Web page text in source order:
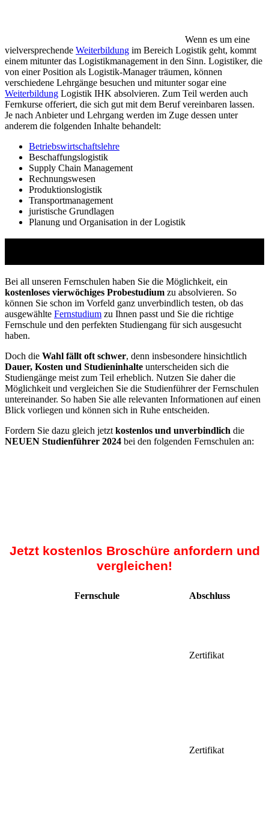
Wenn es um eine
vielversprechende Weiterbildung im Bereich Logistik geht, kommt
einem mitunter das Logistikmanagement in den Sinn. Logistiker, die
von einer Position als Logistik-Manager träumen, können
verschiedene Lehrgänge besuchen und mitunter sogar eine
Weiterbildung Logistik IHK absolvieren. Zum Teil werden auch
Fernkurse offeriert, die sich gut mit dem Beruf vereinbaren lassen.
Je nach Anbieter und Lehrgang werden im Zuge dessen unter
anderem die folgenden Inhalte behandelt:
Betriebswirtschaftslehre
Beschaffungslogistik
Supply Chain Management
Rechnungswesen
Produktionslogistik
Transportmanagement
juristische Grundlagen
Planung und Organisation in der Logistik
Bei all unseren Fernschulen haben Sie die Möglichkeit, ein
kostenloses vierwöchiges Probestudium zu absolvieren. So
können Sie schon im Vorfeld ganz unverbindlich testen, ob das
ausgewählte Fernstudium zu Ihnen passt und Sie die richtige
Fernschule und den perfekten Studiengang für sich ausgesucht
haben.
Doch die Wahl fällt oft schwer, denn insbesondere hinsichtlich
Dauer, Kosten und Studieninhalte unterscheiden sich die
Studiengänge meist zum Teil erheblich. Nutzen Sie daher die
Möglichkeit und vergleichen Sie die Studienführer der Fernschulen
untereinander. So haben Sie alle relevanten Informationen auf einen
Blick vorliegen und können sich in Ruhe entscheiden.
Fordern Sie dazu gleich jetzt kostenlos und unverbindlich die
NEUEN Studienführer 2024 bei den folgenden Fernschulen an:
Jetzt kostenlos Broschüre anfordern und
vergleichen!
Fernschule Abschluss
Zertifikat
Zertifikat